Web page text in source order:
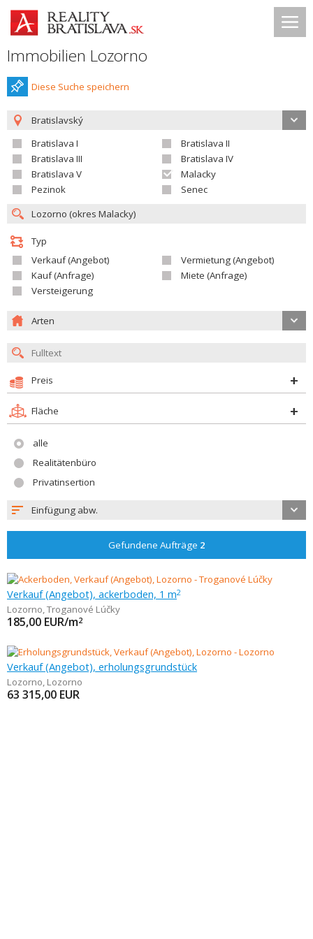
Immobilien Lozorno
Diese Suche speichern
Bratislavský
Bratislava I
Bratislava II
Bratislava III
Bratislava IV
Bratislava V
Malacky
Pezinok
Senec
Typ
Verkauf (Angebot)
Vermietung (Angebot)
Kauf (Anfrage)
Miete (Anfrage)
Versteigerung
Arten
Preis
Fläche
alle
Realitätenbüro
Privatinsertion
Einfügung abw.
Gefundene Aufträge 2
Verkauf (Angebot), ackerboden, 1 m2
Lozorno,Troganové Lúčky
185,00 EUR/m2
Verkauf (Angebot), erholungsgrundstück
Lozorno, Lozorno
63 315,00 EUR